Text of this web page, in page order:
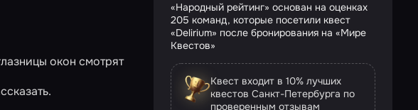
окон смотрят
«Народный рейтинг» основан на оценках
205 команд, которые посетили квест
«Delirium» после бронирования на «Мире
Квестов»
Квест входит в 10% лучших
квестов Санкт-Петербурга по
проверенным отзывам